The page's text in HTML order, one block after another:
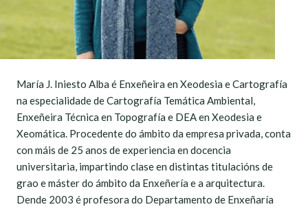
María J. Iniesto Alba é Enxeñeira en Xeodesia e Cartografía
na especialidade de Cartografía Temática Ambiental,
Enxeñeira Técnica en Topografía e DEA en Xeodesia e
Xeomática. Procedente do ámbito da empresa privada, conta
con máis de 25 anos de experiencia en docencia
universitaria, impartindo clase en distintas titulacións de
grao e máster do ámbito da Enxeñería e a arquitectura.
Dende 2003 é profesora do Departamento de Enxeñaría